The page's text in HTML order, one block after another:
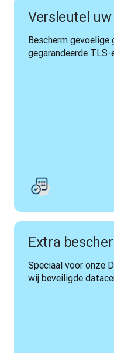
Versleutel
Bescherm gevoelige
gegarandeerde TLS-
Extra
Speciaal voor onze
wij beveiligde